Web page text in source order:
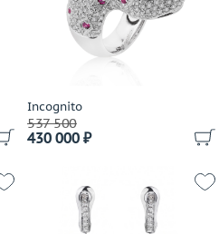
Incognito
537 500
430 000 ₽